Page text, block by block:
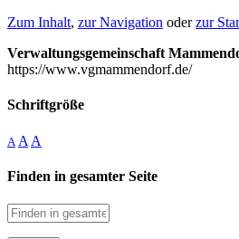
Zum Inhalt, zur Navigation oderzur
Verwaltungsgemeinschaft
https://www.vgmammendorf.de/
Schriftgröße
A A A
Finden in gesamter Seite